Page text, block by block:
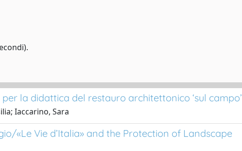
la didattica del restauro architettonico ‘sul campo’
Iaccarino, Sara
«Le Vie d’Italia» and the Protection of Landscape